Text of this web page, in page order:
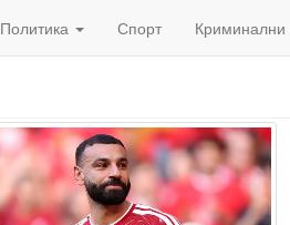
Политика Спорт Криминални